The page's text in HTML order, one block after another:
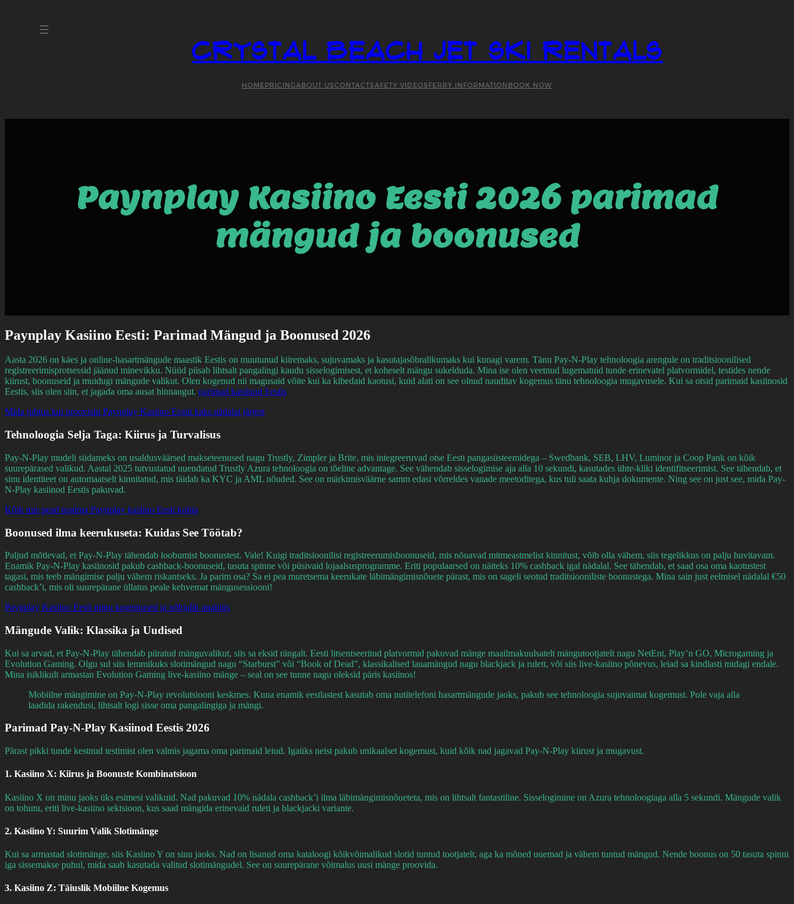
Crystal Beach Jet Ski Rentals
HOMEPRICINGABOUT USCONTACTSAFETY VIDEOS FERRY INFORMATION BOOK NOW
Paynplay Kasiino Eesti 2026 parimad
mängud ja boonused
Paynplay Kasiino Eesti: Parimad Mängud ja Boonused 2026
Aasta 2026 on käes ja online-hasartmängude maastik Eestis on muutunud kiiremaks, sujuvamaks ja kasutajasõbralikumaks kui kunagi varem. Tänu Pay-N-Play tehnoloogia arengule on traditsioonilised
registreerimisprotsessid jäänud minevikku. Nüüd piisab lihtsalt pangalingi kaudu sisselogimisest, et koheselt mängu sukelduda. Mina ise olen veetnud lugematuid tunde erinevatel platvormidel, testides nende
kiirust, boonuseid ja muidugi mängude valikut. Olen kogenud nii magusaid võite kui ka kibedaid kaotusi, kuid alati on see olnud nauditav kogemus tänu tehnoloogia mugavusele. Kui sa otsid parimaid kasiinosid
Eestis, siis olen siin, et jagada oma ausat hinnangut. parimad kasiinod Eestis
Mida juhtus kui proovisin Paynplay Kasiino Eestit kaks nädalat järjest
Tehnoloogia Selja Taga: Kiirus ja Turvalisus
Pay-N-Play mudeli südameks on usaldusväärsed makseteenused nagu Trustly, Zimpler ja Brite, mis integreeruvad otse Eesti pangasüsteemidega – Swedbank, SEB, LHV, Luminor ja Coop Pank on kõik
suurepärased valikud. Aastal 2025 tutvustatud uuendatud Trustly Azura tehnoloogia on tõeline advantage. See vähendab sisselogimise aja alla 10 sekundi, kasutades ühte-kliki identifitseerimist. See tähendab, et
sinu identiteet on automaatselt kinnitatud, mis täidab ka KYC ja AML nõuded. See on märkimisväärne samm edasi võrreldes vanade meetoditega, kus tuli saata kuhja dokumente. Ning see on just see, mida Pay-
N-Play kasiinod Eestis pakuvad.
Kõik mis pead teadma Paynplay kasiino Eesti kohta
Boonused ilma keerukuseta: Kuidas See Töötab?
Paljud mõtlevad, et Pay-N-Play tähendab loobumist boonustest. Vale! Kuigi traditsioonilisi registreerumisboonuseid, mis nõuavad mitmeastmelist kinnitust, võib olla vähem, siis tegelikkus on palju huvitavam.
Enamik Pay-N-Play kasiinosid pakub cashback-boonuseid, tasuta spinne või püsivaid lojaalsusprogramme. Eriti populaarsed on näiteks 10% cashback igal nädalal. See tähendab, et saad osa oma kaotustest
tagasi, mis teeb mängimise palju vähem riskantseks. Ja parim osa? Sa ei pea muretsema keerukate läbimängimisnõuete pärast, mis on sageli seotud traditsiooniliste boonustega. Mina sain just eelmisel nädalal €50
cashback’i, mis oli suurepärane üllatus peale kehvemat mängusessiooni!
Paynplay Kasiino Eesti minu kogemused ja põhjalik analüüs
Mängude Valik: Klassika ja Uudised
Kui sa arvad, et Pay-N-Play tähendab piiratud mänguvalikut, siis sa eksid rängalt. Eesti litsentseeritud platvormid pakuvad mänge maailmakuulsatelt mängutootjatelt nagu NetEnt, Play’n GO, Microgaming ja
Evolution Gaming. Olgu sul siis lemmikuks slotimängud nagu “Starburst” või “Book of Dead”, klassikalised lauamängud nagu blackjack ja rulett, või siis live-kasiino põnevus, leiad sa kindlasti midagi endale.
Mina isiklikult armastan Evolution Gaming live-kasiino mänge – seal on see tunne nagu oleksid päris kasiinos!
Mobiilne mängimine on Pay-N-Play revolutsiooni keskmes. Kuna enamik eestlastest kasutab oma nutitelefoni hasartmängude jaoks, pakub see tehnoloogia sujuvaimat kogemust. Pole vaja alla
laadida rakendusi, lihtsalt logi sisse oma pangalingiga ja mängi.
Parimad Pay-N-Play Kasiinod Eestis 2026
Pärast pikki tunde kestnud testimist olen valmis jagama oma parimaid leiud. Igaüks neist pakub unikaalset kogemust, kuid kõik nad jagavad Pay-N-Play kiirust ja mugavust.
1. Kasiino X: Kiirus ja Boonuste Kombinatsioon
Kasiino X on minu jaoks üks esimesi valikuid. Nad pakuvad 10% nädala cashback’i ilma läbimängimisnõueteta, mis on lihtsalt fantastiline. Sisselogimine on Azura tehnoloogiaga alla 5 sekundi. Mängude valik
on tohutu, eriti live-kasiino sektsioon, kus saad mängida erinevaid ruleti ja blackjacki variante.
2. Kasiino Y: Suurim Valik Slotimänge
Kui sa armastad slotimänge, siis Kasiino Y on sinu jaoks. Nad on lisanud oma kataloogi kõikvõimalikud slotid tuntud tootjatelt, aga ka mõned uuemad ja vähem tuntud mängud. Nende boonus on 50 tasuta spinni
iga sissemakse puhul, mida saab kasutada valitud slotimängudel. See on suurepärane võimalus uusi mänge proovida.
3. Kasiino Z: Täiuslik Mobiilne Kogemus